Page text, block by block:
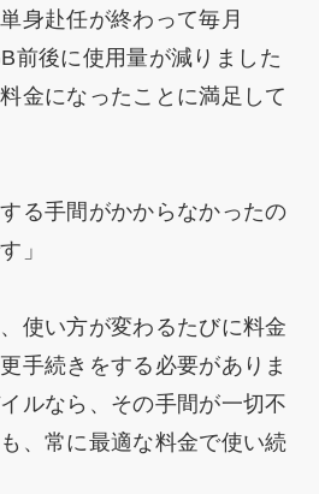
身赴任が終わって毎月
前後に使用量が減りました
金になったことに満足して
る手間がかからなかったの
」
使い方が変わるたびに料金
手続きをする必要がありま
ルなら、その手間が一切不
、常に最適な料金で使い続